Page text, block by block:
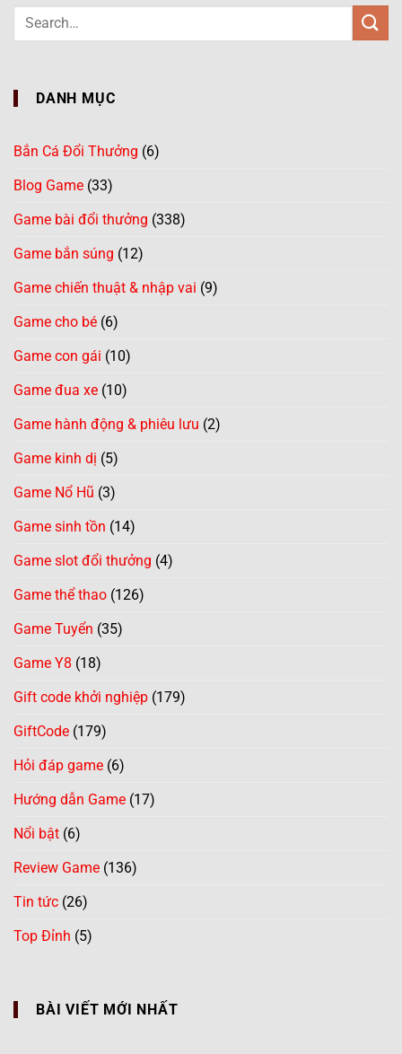
DANH MỤC
Bắn Cá Đổi Thưởng (6)
Blog Game (33)
Game bài đổi thưởng (338)
Game bắn súng (12)
Game chiến thuật & nhập vai (9)
Game cho bé (6)
Game con gái (10)
Game đua xe (10)
Game hành động & phiêu lưu (2)
Game kinh dị (5)
Game Nổ Hũ (3)
Game sinh tồn (14)
Game slot đổi thưởng (4)
Game thể thao (126)
Game Tuyển (35)
Game Y8 (18)
Gift code khởi nghiệp (179)
GiftCode (179)
Hỏi đáp game (6)
Hướng dẫn Game (17)
Nổi bật (6)
Review Game (136)
Tin tức (26)
Top Đỉnh (5)
BÀI VIẾT MỚI NHẤT